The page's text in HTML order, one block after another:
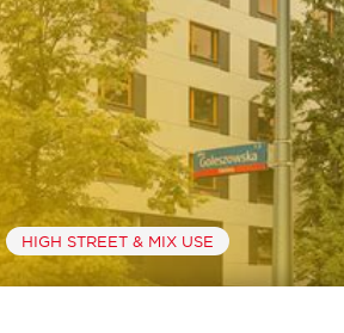
HIGH STREET & MIX USE